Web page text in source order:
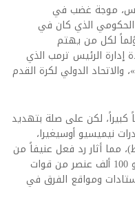
أمس، موجة غضب في
الذي كان في
لكل من يهتم
إدارة الرئيس ترمب الذي
الدولي لكرة القدم
لكن على صلة بتهديد
نيميسيو أوسيغيرا،
مما أثار رد فعل عنيفاً من
منظمته، ومن حينها جنَّدت الحكومة نحو 100 ألف عنصر من قوات
ومواقع الفرق في